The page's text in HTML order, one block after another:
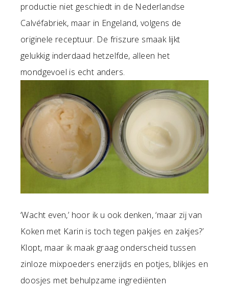
productie niet geschiedt in de Nederlandse
Calvéfabriek, maar in Engeland, volgens de
originele receptuur. De friszure smaak lijkt
gelukkig inderdaad hetzelfde, alleen het
mondgevoel is echt anders.
‘Wacht even,’ hoor ik u ook denken, ‘maar zij van
Koken met Karin is toch tegen pakjes en zakjes?’
Klopt, maar ik maak graag onderscheid tussen
zinloze mixpoeders enerzijds en potjes, blikjes en
doosjes met behulpzame ingrediënten